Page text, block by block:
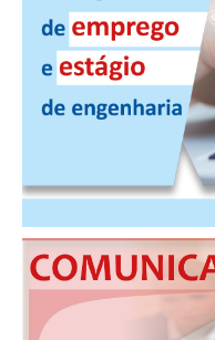
RELEASES
CONTATO
CADASTRO
ATUALIZAÇÃO CADASTRAL